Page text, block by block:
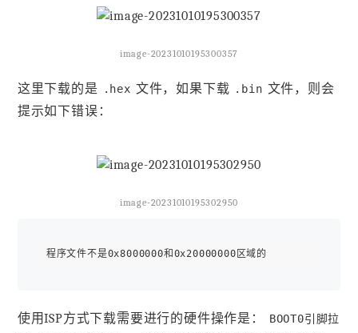
image-20231010195300357
这里下载的是 .hex 文件，如果下载 .bin 文件，则会
提示如下错误：
image-20231010195302950
使用ISP方式下载需要进行的硬件操作是：
BOOT0引脚拉